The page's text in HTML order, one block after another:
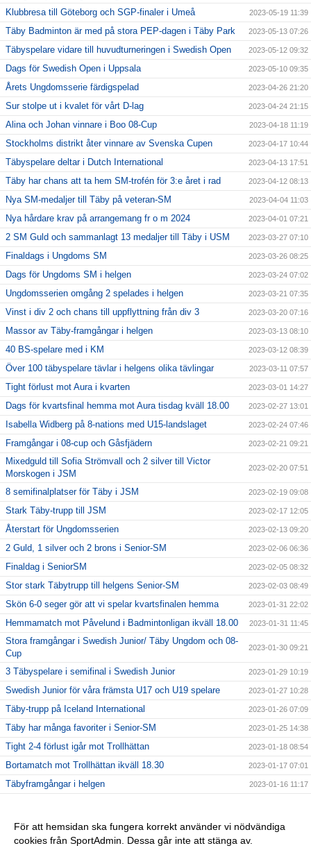
Klubbresa till Göteborg och SGP-finaler i Umeå 2023-05-19 11:39
Täby Badminton är med på stora PEP-dagen i Täby Park 2023-05-13 07:26
Täbyspelare vidare till huvudturneringen i Swedish Open 2023-05-12 09:32
Dags för Swedish Open i Uppsala 2023-05-10 09:35
Årets Ungdomsserie färdigspelad 2023-04-26 21:20
Sur stolpe ut i kvalet för vårt D-lag 2023-04-24 21:15
Alina och Johan vinnare i Boo 08-Cup 2023-04-18 11:19
Stockholms distrikt åter vinnare av Svenska Cupen 2023-04-17 10:44
Täbyspelare deltar i Dutch International 2023-04-13 17:51
Täby har chans att ta hem SM-trofén för 3:e året i rad 2023-04-12 08:13
Nya SM-medaljer till Täby på veteran-SM 2023-04-04 11:03
Nya hårdare krav på arrangemang fr o m 2024 2023-04-01 07:21
2 SM Guld och sammanlagt 13 medaljer till Täby i USM 2023-03-27 07:10
Finaldags i Ungdoms SM 2023-03-26 08:25
Dags för Ungdoms SM i helgen 2023-03-24 07:02
Ungdomsserien omgång 2 spelades i helgen 2023-03-21 07:35
Vinst i div 2 och chans till uppflyttning från div 3 2023-03-20 07:16
Massor av Täby-framgångar i helgen 2023-03-13 08:10
40 BS-spelare med i KM 2023-03-12 08:39
Över 100 täbyspelare tävlar i helgens olika tävlingar 2023-03-11 07:57
Tight förlust mot Aura i kvarten 2023-03-01 14:27
Dags för kvartsfinal hemma mot Aura tisdag kväll 18.00 2023-02-27 13:01
Isabella Widberg på 8-nations med U15-landslaget 2023-02-24 07:46
Framgångar i 08-cup och Gåsfjädern 2023-02-21 09:21
Mixedguld till Sofia Strömvall och 2 silver till Victor
Morskogen i JSM
2023-02-20 07:51
8 semifinalplatser för Täby i JSM 2023-02-19 09:08
Stark Täby-trupp till JSM 2023-02-17 12:05
Återstart för Ungdomsserien 2023-02-13 09:20
2 Guld, 1 silver och 2 brons i Senior-SM 2023-02-06 06:36
Finaldag i SeniorSM 2023-02-05 08:32
Stor stark Täbytrupp till helgens Senior-SM 2023-02-03 08:49
Skön 6-0 seger gör att vi spelar kvartsfinalen hemma 2023-01-31 22:02
Hemmamatch mot Påvelund i Badmintonligan ikväll 18.00 2023-01-31 11:45
Stora framgångar i Swedish Junior/ Täby Ungdom och 08-
Cup
2023-01-30 09:21
3 Täbyspelare i semifinal i Swedish Junior 2023-01-29 10:19
Swedish Junior för våra främsta U17 och U19 spelare 2023-01-27 10:28
Täby-trupp på Iceland International 2023-01-26 07:09
Täby har många favoriter i Senior-SM 2023-01-25 14:38
Tight 2-4 förlust igår mot Trollhättan 2023-01-18 08:54
Bortamatch mot Trollhättan ikväll 18.30 2023-01-17 07:01
Täbyframgångar i helgen 2023-01-16 11:17
Stark 4-2 vinst mot Aura och härlig Nostalgikväll 2023-01-11 13:37
Hemmamatch mot Aura i kväll 18.00 2023-01-10 08:34
För att hemsidan ska fungera korrekt använder vi nödvändiga
cookies från SportAdmin. Dessa går inte att stänga av.